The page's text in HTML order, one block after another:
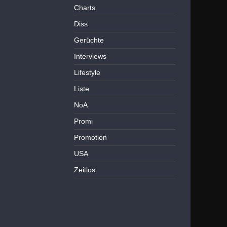
Charts
Diss
Gerüchte
Interviews
Lifestyle
Liste
NoA
Promi
Promotion
USA
Zeitlos